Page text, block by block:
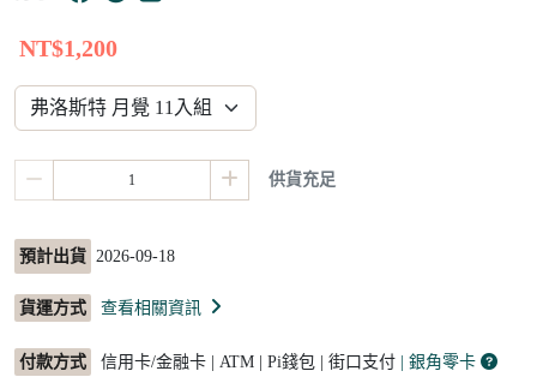
NT$1,200
供貨充足
預計出貨 2026-09-18
貨運方式 查看相關資訊
付款方式 信用卡/金融卡 | ATM | Pi錢包 | 街口支付 | 銀角零卡